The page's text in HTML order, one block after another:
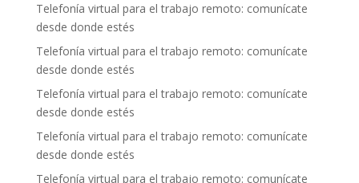
Telefonía virtual para el trabajo remoto: comunícate
desde donde estés
Telefonía virtual para el trabajo remoto: comunícate
desde donde estés
Telefonía virtual para el trabajo remoto: comunícate
desde donde estés
Telefonía virtual para el trabajo remoto: comunícate
desde donde estés
Telefonía virtual para el trabajo remoto: comunícate